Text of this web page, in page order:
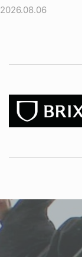
2026.08.06